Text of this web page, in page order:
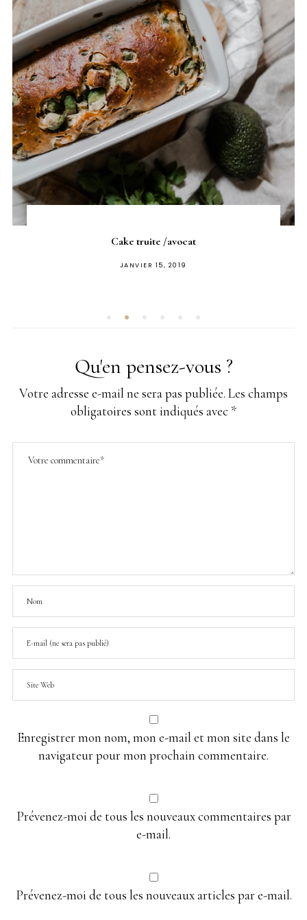
Cake truite /avocat
PUBLIÉ
JANVIER 15, 2019
Qu'en pensez-vous ?
Votre adresse e-mail ne sera pas publiée. Les champs
obligatoires sont indiqués avec *
Enregistrer mon nom, mon e-mail et mon site dans le
navigateur pour mon prochain commentaire.
Prévenez-moi de tous les nouveaux commentaires par
e-mail.
Prévenez-moi de tous les nouveaux articles par e-mail.